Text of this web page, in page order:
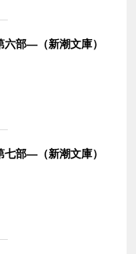
部―（新潮文庫）
部―（新潮文庫）